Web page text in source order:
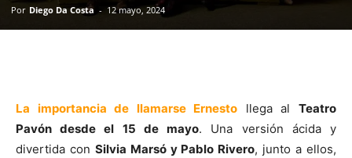
Por Diego Da Costa - 12 mayo, 2024
La importancia de llamarse Ernesto llega alTeatro
Pavón desde el 15 de mayo. Una versión ácida y
divertida con Silvia Marsó y Pablo Rivero, junto a ellos,